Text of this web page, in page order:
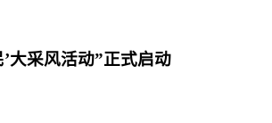
大采风活动”正式启动